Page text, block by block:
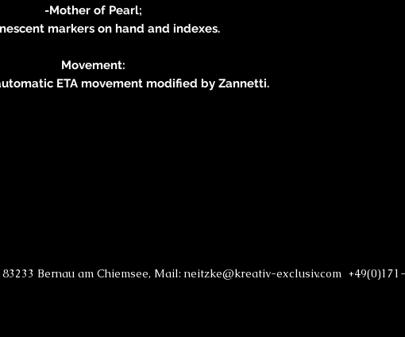
-Mother of Pearl;
markers on hand and indexes.
Movement:
ETA movement modified by Zannetti.
Bernau am Chiemsee, Mail: neitzke@kreativ-exclusiv.com +49(0)171-